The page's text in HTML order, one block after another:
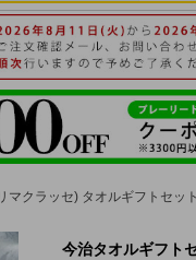
マクラッセ) タオルギフトセ
今治タオルギフト